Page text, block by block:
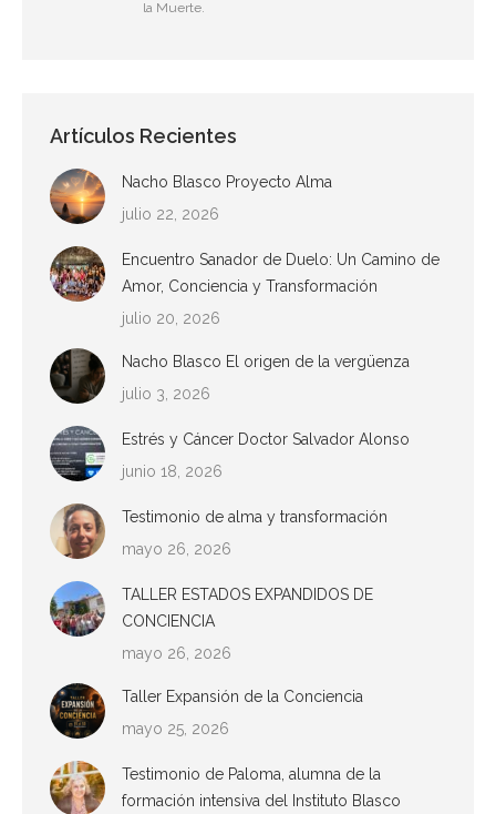
la Muerte.
Artículos Recientes
Nacho Blasco Proyecto Alma
julio 22, 2026
Encuentro Sanador de Duelo: Un Camino de
Amor, Conciencia y Transformación
julio 20, 2026
Nacho Blasco El origen de la vergüenza
julio 3, 2026
Estrés y Cáncer Doctor Salvador Alonso
junio 18, 2026
Testimonio de alma y transformación
mayo 26, 2026
TALLER ESTADOS EXPANDIDOS DE
CONCIENCIA
mayo 26, 2026
Taller Expansión de la Conciencia
mayo 25, 2026
Testimonio de Paloma, alumna de la
formación intensiva del Instituto Blasco